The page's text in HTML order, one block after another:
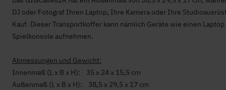
DJ oder Fotograf Ihren Laptop, Ihre Kamera oder Ihre
Kauf. Dieser Transportkoffer kann nämlich Geräte wie einen
Spielkonsole aufnehmen.
Abmessungen und Gewicht:
Innenmaß (L x B x H): 35 x 24 x 15,5 cm
Außenmaß (L x B x H): 38,5 x 29,5 x 17 cm